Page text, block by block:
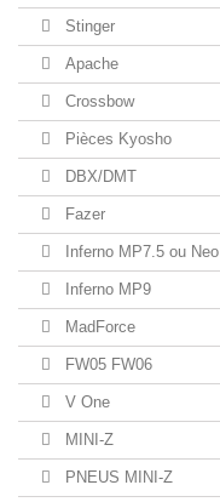
Stinger
Apache
Crossbow
Pièces Kyosho
DBX/DMT
Fazer
Inferno MP7.5 ou Neo
Inferno MP9
MadForce
FW05 FW06
V One
MINI-Z
PNEUS MINI-Z